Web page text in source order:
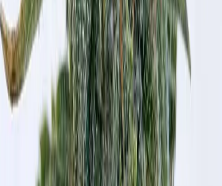
Vapes & Zubehör